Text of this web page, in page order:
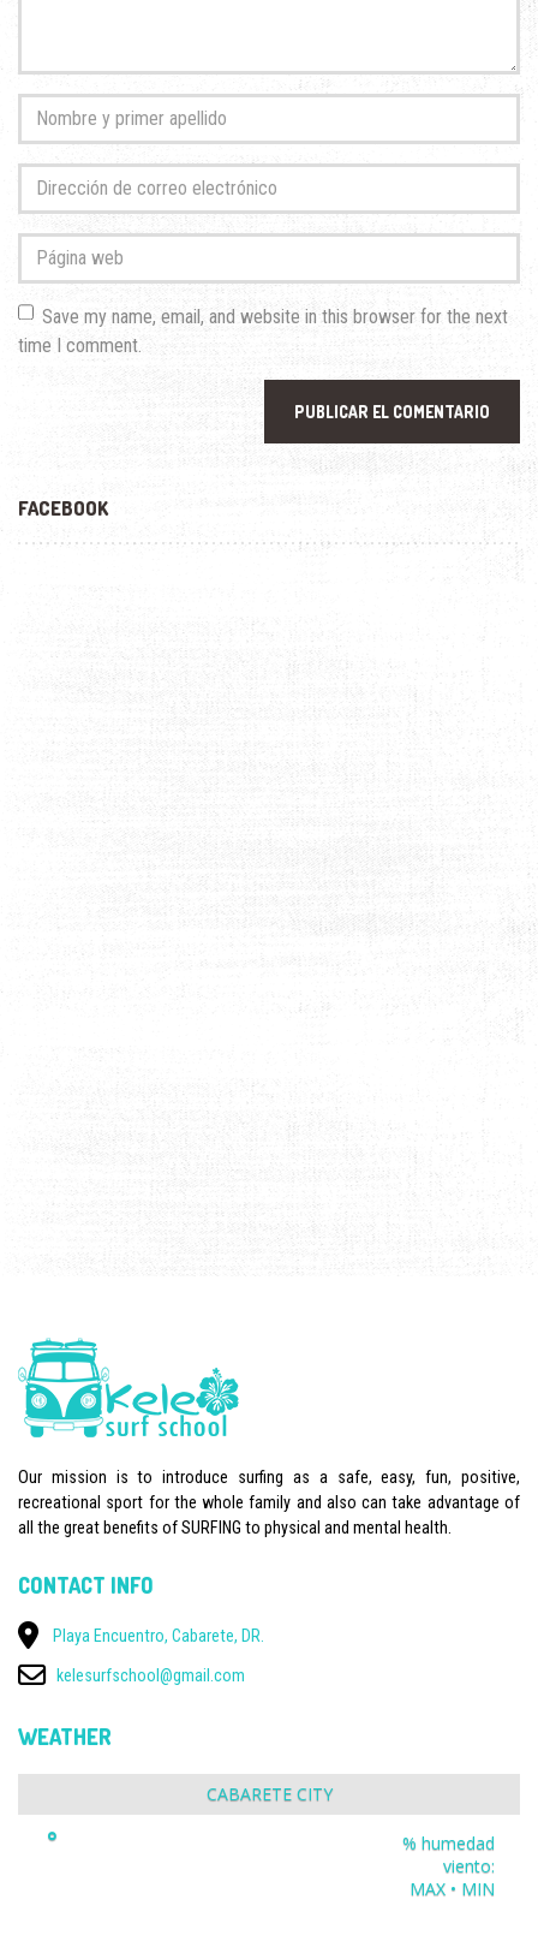
Nombre
y
primer
apellido*
Dirección
de
correo
electrónico*
Página
web
Save my name, email, and website in this browser for the next
time I comment.
FACEBOOK
Our mission is to introduce surfing as a safe, easy, fun, positive,
recreational sport for the whole family and also can take advantage of
all the great benefits of SURFING to physical and mental health.
CONTACT INFO
Playa Encuentro, Cabarete, DR.
kelesurfschool@gmail.com
WEATHER
CABARETE CITY
°
% humedad
viento:
MAX • MIN